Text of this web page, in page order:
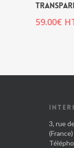
59.00€
3, rue
(France)